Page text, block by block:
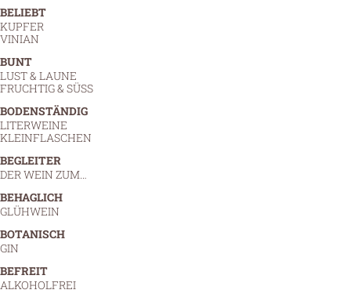
BELIEBT
KUPFER
VINIAN
BUNT
LUST & LAUNE
FRUCHTIG & SÜSS
BODENSTÄNDIG
LITERWEINE
KLEINFLASCHEN
BEGLEITER
DER WEIN ZUM…
BEHAGLICH
GLÜHWEIN
BOTANISCH
GIN
BEFREIT
ALKOHOLFREI